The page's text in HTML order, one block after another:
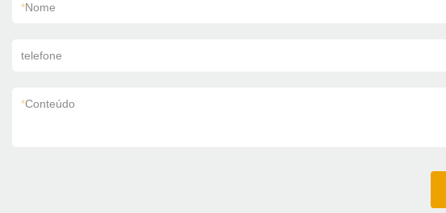
*Nome
telefone
*Conteúdo